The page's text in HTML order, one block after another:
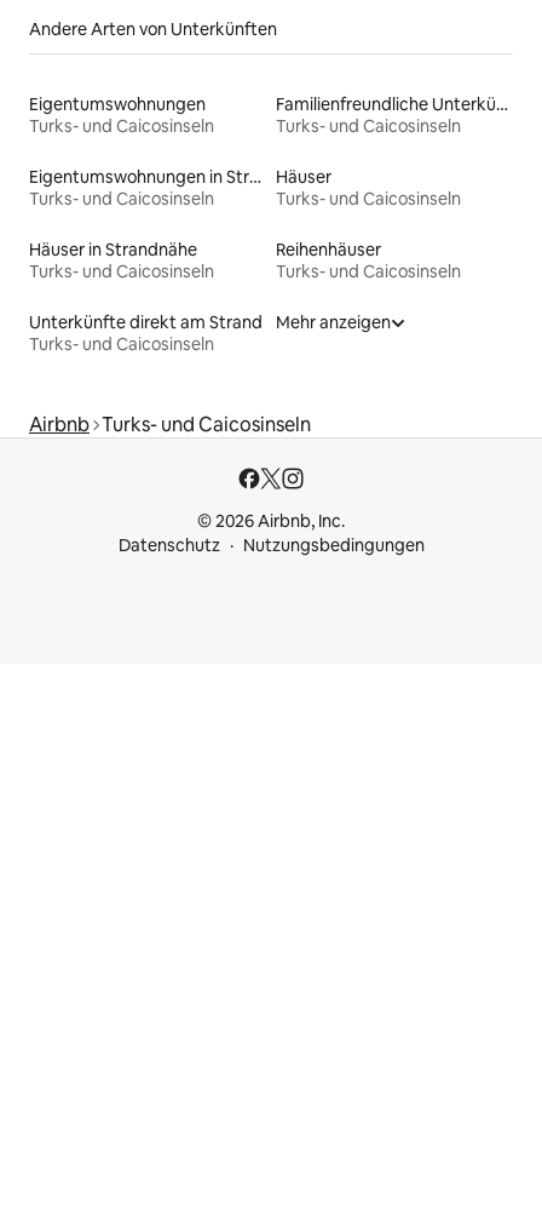
Andere Arten von Unterkünften
Eigentumswohnungen
Turks- und Caicosinseln
Familienfreundliche Unterkünfte
Turks- und Caicosinseln
Eigentumswohnungen in Strandnähe
Turks- und Caicosinseln
Häuser
Turks- und Caicosinseln
Häuser in Strandnähe
Turks- und Caicosinseln
Reihenhäuser
Turks- und Caicosinseln
Unterkünfte direkt am Strand
Turks- und Caicosinseln
Mehr anzeigen
Airbnb Turks- und Caicosinseln
© 2026 Airbnb, Inc.
Datenschutz
Nutzungsbedingungen